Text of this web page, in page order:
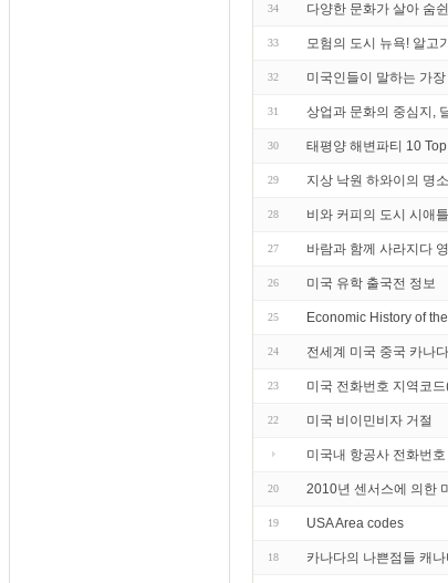
34 다양한 문화가 살아 숨
33 모험의 도시 뉴욕! 알고
32 미국인들이 말하는 가
31 상업과 문화의 중심지,
30 태평양 해변파티 10
29 지상 낙원 하와이의 명소
28 비와 커피의 도시 시애틀
27 바람과 함께 사라지다
26 미국 유학 출국전 정보
25 Economic History of
24 전세계 미국 중국 카나
23 미국 전화번호 지역코
22 미국 비이민비자 거절
미국내 항공사 전화번호
20 2010년 센서스에 의한
19 USA Area codes
18 카나다의 나쁜점들 캐